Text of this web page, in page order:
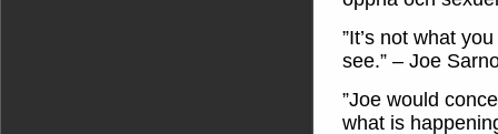
”It’s not what
see.” – Joe
”Joe would
what is